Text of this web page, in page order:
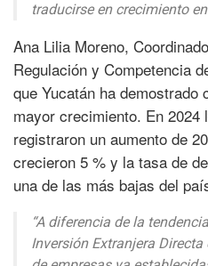
traducirse en crecimiento
Ana Lilia Moreno,
Regulación y Competencia
que Yucatán ha demostrado
mayor crecimiento. En 2024
registraron un aumento de
crecieron 5 % y la tasa de
una de las más bajas del
“A diferencia de la
Inversión Extranjera